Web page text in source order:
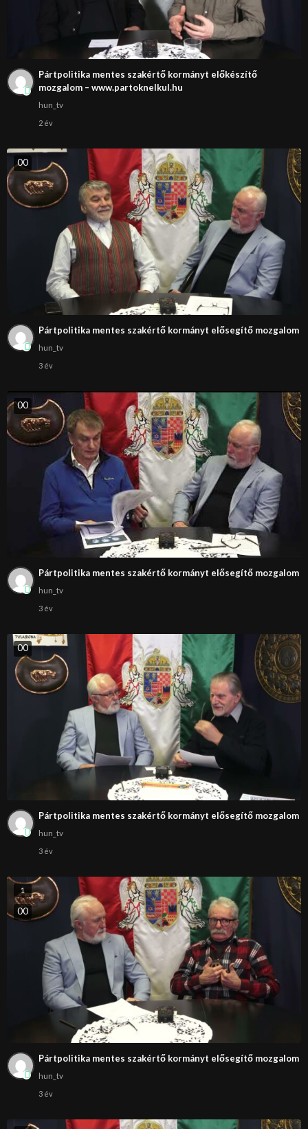
Pártpolitika mentes szakértő kormányt előkészítő
mozgalom – www.partoknelkul.hu
hun_tv
2 év
00
Pártpolitika mentes szakértő kormányt elősegítő mozgalom
hun_tv
3 év
00
Pártpolitika mentes szakértő kormányt elősegítő mozgalom
hun_tv
3 év
00
Pártpolitika mentes szakértő kormányt elősegítő mozgalom
hun_tv
3 év
1
00
Pártpolitika mentes szakértő kormányt elősegítő mozgalom
hun_tv
3 év